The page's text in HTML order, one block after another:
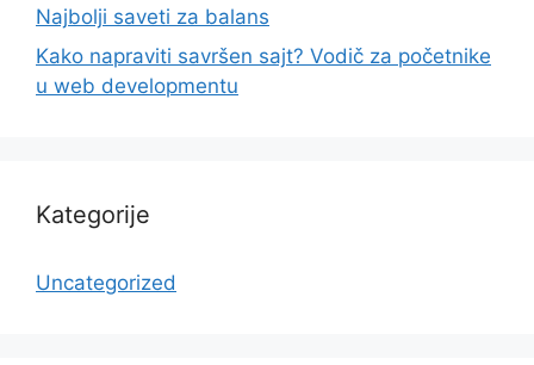
Najbolji saveti za balans
Kako napraviti savršen sajt? Vodič za početnike
u web developmentu
Kategorije
Uncategorized